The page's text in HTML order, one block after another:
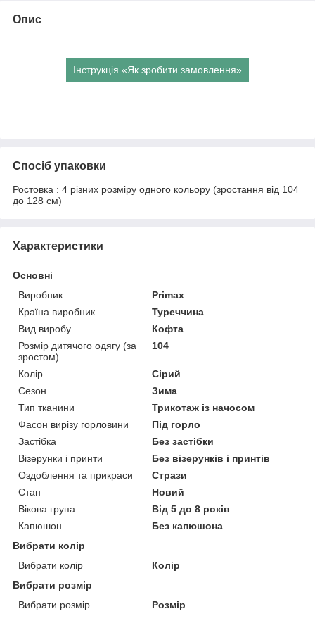
Опис
Інструкція «Як зробити замовлення»
Спосіб упаковки
Ростовка : 4 різних розміру одного кольору (зростання від 104
до 128 см)
Характеристики
Основні
Виробник
Primax
Країна виробник
Туреччина
Вид виробу
Кофта
Розмір дитячого одягу (за
зростом)
104
Колір
Сірий
Сезон
Зима
Тип тканини
Трикотаж із начосом
Фасон вирізу горловини
Під горло
Застібка
Без застібки
Візерунки і принти
Без візерунків і принтів
Оздоблення та прикраси
Стрази
Стан
Новий
Вікова група
Від 5 до 8 років
Капюшон
Без капюшона
Вибрати колір
Вибрати колір
Колір
Вибрати розмір
Вибрати розмір
Розмір